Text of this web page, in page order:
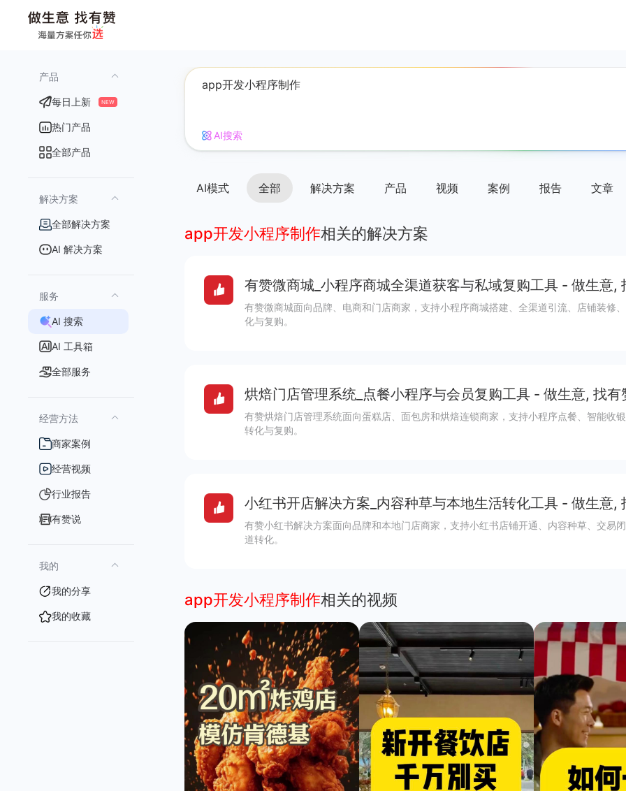
产品
每日上新 NEW
热门产品
全部产品
解决方案
全部解决方案
AI 解决方案
服务
AI 搜索
AI 工具箱
全部服务
经营方法
商家案例
经营视频
行业报告
有赞说
我的
我的分享
我的收藏
AI搜索
AI模式 全部 解决方案 产品 视频 案例 报告 文章
app开发小程序制作相关的解决方案
有赞微商城_小程序商城全渠道获客与私域复购工具 - 做生意,
有赞微商城面向品牌、电商和门店商家，支持小程序商城搭建、全渠道引流、店铺装修
化与复购。
烘焙门店管理系统_点餐小程序与会员复购工具 - 做生意, 找有
有赞烘焙门店管理系统面向蛋糕店、面包房和烘焙连锁商家，支持小程序点餐、智能收
转化与复购。
小红书开店解决方案_内容种草与本地生活转化工具 - 做生意,
有赞小红书解决方案面向品牌和本地门店商家，支持小红书店铺开通、内容种草、交易
道转化。
app开发小程序制作相关的视频